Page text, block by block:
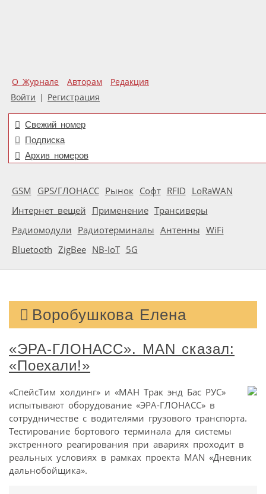
О Журнале Авторам
Редакция
Войти | Регистрация
Свежий номер
Подписка
Архив номеров
GSM GPS/ГЛОНАСС Рынок Софт RFID LoRaWAN
Интернет вещей Применение Трансиверы
Радиомодули Радиотерминалы Антенны WiFi
Bluetooth ZigBee NB-IoT 5G
Воробушкова Елена
«ЭРА-ГЛОНАСС». MAN сказал:
«Поехали!»
«СпейсТим холдинг» и «МАН Трак энд Бас РУС»
испытывают оборудование «ЭРА-ГЛОНАСС» в
сотрудничестве с водителями грузового транспорта.
Тестирование бортового терминала для системы
экстренного реагирования при авариях проходит в
реальных условиях в рамках проекта MAN «Дневник
дальнобойщика».